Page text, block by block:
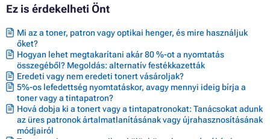
Ez is érdekelheti Önt
Mi az a toner, patron vagy optikai henger, és mire használjuk
őket?
Hogyan lehet megtakarítani akár 80 %-ot a nyomtatás
összegéből? Megoldás: alternatív festékkazetták
Eredeti vagy nem eredeti tonert vásároljak?
5%-os lefedettség nyomtatáskor, avagy mennyi ideig bírja a
toner vagy a tintapatron?
Hová dobja ki a tonert vagy a tintapatronokat: Tanácsokat adunk
az üres patronok ártalmatlanításának vagy újrahasznosításának
módjairól